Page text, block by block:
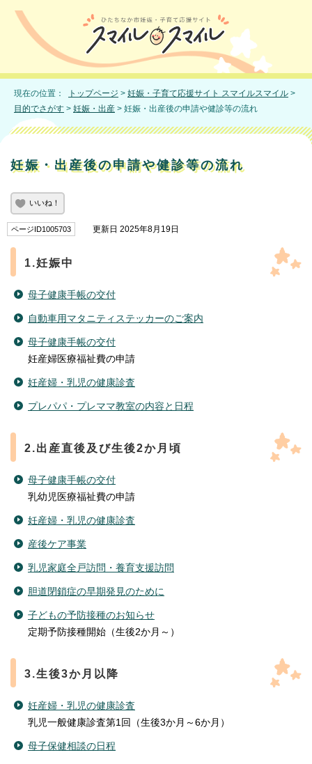
現在の位置： トップページ > 妊娠・子育て応援サイト スマイルスマイル >
目的でさがす > 妊娠・出産 > 妊娠・出産後の申請や健診等の流れ
妊娠・出産後の申請や健診等の流れ
いいね！
ページID1005703 更新日 2025年8月19日
1.妊娠中
母子健康手帳の交付
自動車用マタニティステッカーのご案内
母子健康手帳の交付
妊産婦医療福祉費の申請
妊産婦・乳児の健康診査
プレパパ・プレママ教室の内容と日程
2.出産直後及び生後2か月頃
母子健康手帳の交付
乳幼児医療福祉費の申請
妊産婦・乳児の健康診査
産後ケア事業
乳児家庭全戸訪問・養育支援訪問
胆道閉鎖症の早期発見のために
子どもの予防接種のお知らせ
定期予防接種開始（生後2か月～）
3.生後3か月以降
妊産婦・乳児の健康診査
乳児一般健康診査第1回（生後3か月～6か月）
母子保健相談の日程